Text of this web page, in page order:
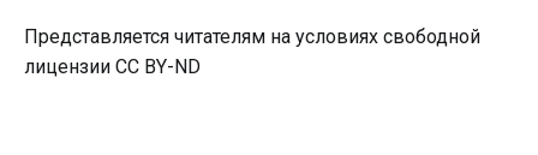
Представляется читателям на условиях свободной
лицензии CC BY-ND